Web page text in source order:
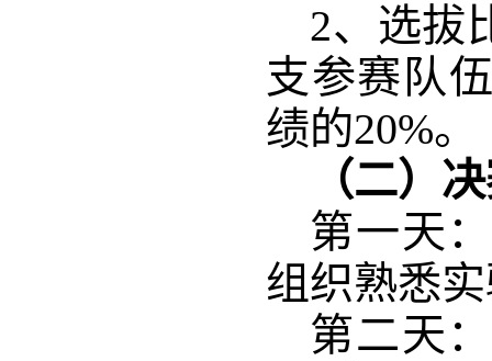
2、选拔
支参赛队
绩的20%。
（二）
第一天
组织熟悉
第二天